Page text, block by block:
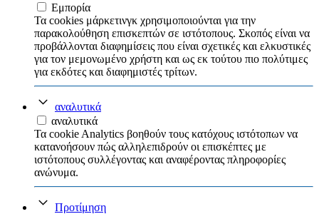
Εμπορία
Τα cookies μάρκετινγκ χρησιμοποιούνται για την
παρακολούθηση επισκεπτών σε ιστότοπους. Σκοπός είναι να
προβάλλονται διαφημίσεις που είναι σχετικές και ελκυστικές
για τον μεμονωμένο χρήστη και ως εκ τούτου πιο πολύτιμες
για εκδότες και διαφημιστές τρίτων.
αναλυτικά
αναλυτικά
Τα cookie Analytics βοηθούν τους κατόχους ιστότοπων να
κατανοήσουν πώς αλληλεπιδρούν οι επισκέπτες με
ιστότοπους συλλέγοντας και αναφέροντας πληροφορίες
ανώνυμα.
Προτίμηση